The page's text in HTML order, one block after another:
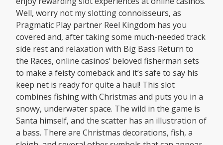
Well, worry not my slotting connoisseurs, as
Pragmatic Play partner Reel Kingdom has you
covered and, after taking some much-needed track
side rest and relaxation with Big Bass Return to
the Races, online casinos’ beloved fisherman sets
to make a feisty comeback and it’s safe to say his
keep net is ready for quite a haul! This slot
combines fishing with Christmas and puts you in a
snowy, underwater space. The wild in the game is
Santa himself, and the scatter has an illustration of
a bass. There are Christmas decorations, fish, a